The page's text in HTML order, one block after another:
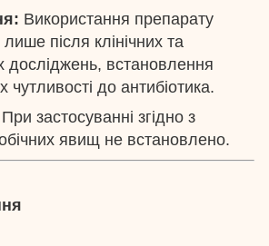
Використання препарату
після клінічних та
досліджень, встановлення
чутливості до антибіотика.
При застосуванні згідно з
явищ не встановлено.